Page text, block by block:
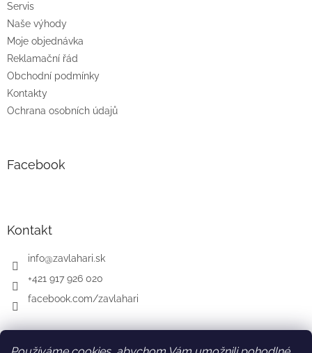
Servis
Naše výhody
Moje objednávka
Reklamační řád
Obchodní podmínky
Kontakty
Ochrana osobních údajů
Facebook
Kontakt
info@zavlahari.sk
+421 917 926 020
facebook.com/zavlahari